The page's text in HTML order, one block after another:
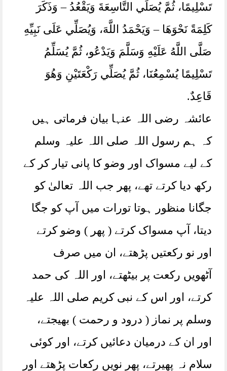
تَسْلِيمًا، ثُمَّ يُصَلِّي التَّاسِعَةَ وَيَقْعُدُ – وَذَكَرَ
كَلِمَةً نَحْوَهَا – وَيَحْمَدُ اللَّهَ، وَيُصَلِّي عَلَى نَبِيِّهِ
صَلَّى اللَّهُ عَلَيْهِ وَسَلَّمَ وَيَدْعُو، ثُمَّ يُسَلِّمُ
تَسْلِيمًا يُسْمِعُنَا، ثُمَّ يُصَلِّي رَكْعَتَيْنِ وَهُوَ
قَاعِدٌ.
عائشہ رضی اللہ عنہا بیان فرماتی ہیں
کہ ہم رسول اللہ صلی اللہ علیہ وسلم
کے لیے مسواک اور وضو کا پانی تیار کر کے
رکھ دیا کرتے تھے، پھر جب اللہ تعالیٰ کو
جگانا منظور ہوتا تورات میں آپ کو جگا
دیتا، آپ مسواک کرتے ( پھر ) وضو کرتے
اور نو رکعتیں پڑھتے، ان میں صرف
آٹھویں رکعت پر بیٹھتے، اور اللہ کی حمد
کرتے، اور اس کے نبی کریم صلی اللہ علیہ
وسلم پر نماز ( درود و رحمت ) بھیجتے،
اور ان کے درمیان دعائیں کرتے، اور کوئی
سلام نہ پھیرتے، پھر نویں رکعات پڑھتے اور